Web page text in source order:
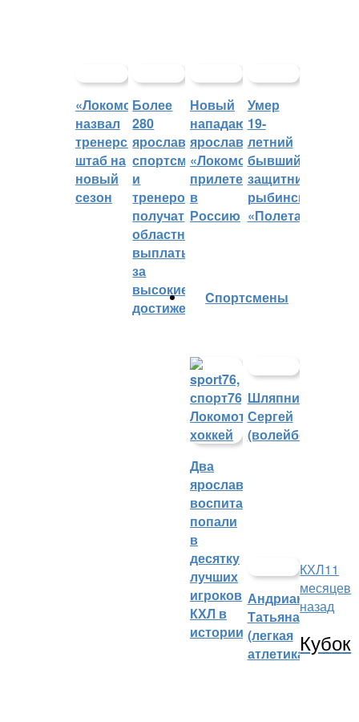
«Локомотив»
назвал
тренерский
штаб на
новый
сезон
Более
280
ярославских
спортсменов
и
тренеров
получат
областные
выплаты
за
высокие
достижения
Новый
нападающий
ярославского
«Локомотива»
прилетел
в
Россию
Умер
19-
летний
бывший
защитник
рыбинского
«Полета»
Cпортсмены
Два
ярославских
воспитанника
попали
в
десятку
лучших
игроков
КХЛ в
истории
Шляпников
Сергей
(волейбол)
Андрианова
Татьяна
(легкая
атлетика)
КХЛ11
месяцев
назад
Кубок